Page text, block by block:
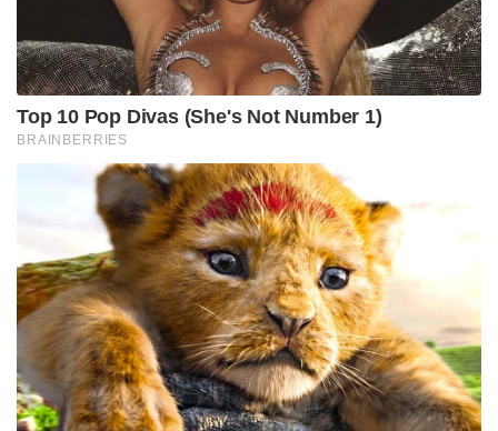
Top 10 Pop Divas (She's Not Number 1)
BRAINBERRIES